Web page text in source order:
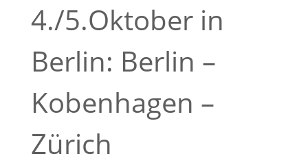
4./5.Oktober in
Berlin: Berlin –
Kobenhagen –
Zürich